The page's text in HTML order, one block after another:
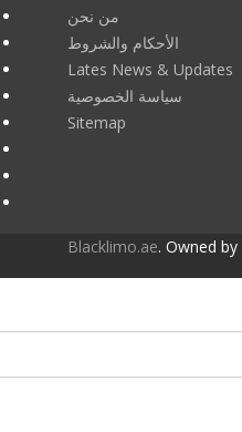
من نحن
الأحكام والشروط
Lates News & Updates
سياسة الخصوصية
Sitemap
Blacklimo.ae. Owned by